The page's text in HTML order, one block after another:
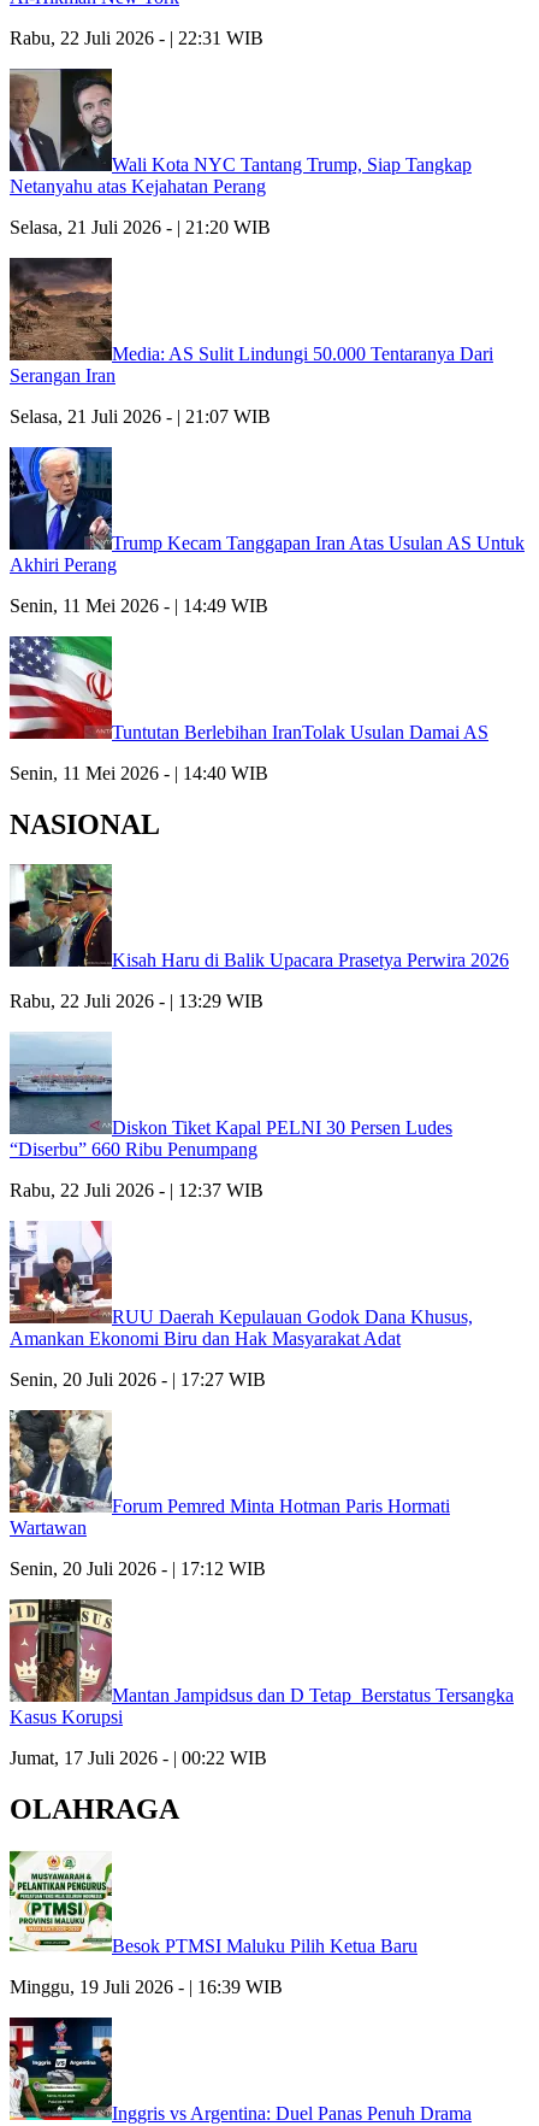
Rabu, 22 Juli 2026 - | 22:31 WIB
Wali Kota NYC Tantang Trump, Siap Tangkap
Netanyahu atas Kejahatan Perang
Selasa, 21 Juli 2026 - | 21:20 WIB
Media: AS Sulit Lindungi 50.000 Tentaranya Dari
Serangan Iran
Selasa, 21 Juli 2026 - | 21:07 WIB
Trump Kecam Tanggapan Iran Atas Usulan AS Untuk
Akhiri Perang
Senin, 11 Mei 2026 - | 14:49 WIB
Tuntutan Berlebihan IranTolak Usulan Damai AS
Senin, 11 Mei 2026 - | 14:40 WIB
NASIONAL
Kisah Haru di Balik Upacara Prasetya Perwira 2026
Rabu, 22 Juli 2026 - | 13:29 WIB
Diskon Tiket Kapal PELNI 30 Persen Ludes
“Diserbu” 660 Ribu Penumpang
Rabu, 22 Juli 2026 - | 12:37 WIB
RUU Daerah Kepulauan Godok Dana Khusus,
Amankan Ekonomi Biru dan Hak Masyarakat Adat
Senin, 20 Juli 2026 - | 17:27 WIB
Forum Pemred Minta Hotman Paris Hormati
Wartawan
Senin, 20 Juli 2026 - | 17:12 WIB
Mantan Jampidsus dan D Tetap Berstatus Tersangka
Kasus Korupsi
Jumat, 17 Juli 2026 - | 00:22 WIB
OLAHRAGA
Besok PTMSI Maluku Pilih Ketua Baru
Minggu, 19 Juli 2026 - | 16:39 WIB
Inggris vs Argentina: Duel Panas Penuh Drama